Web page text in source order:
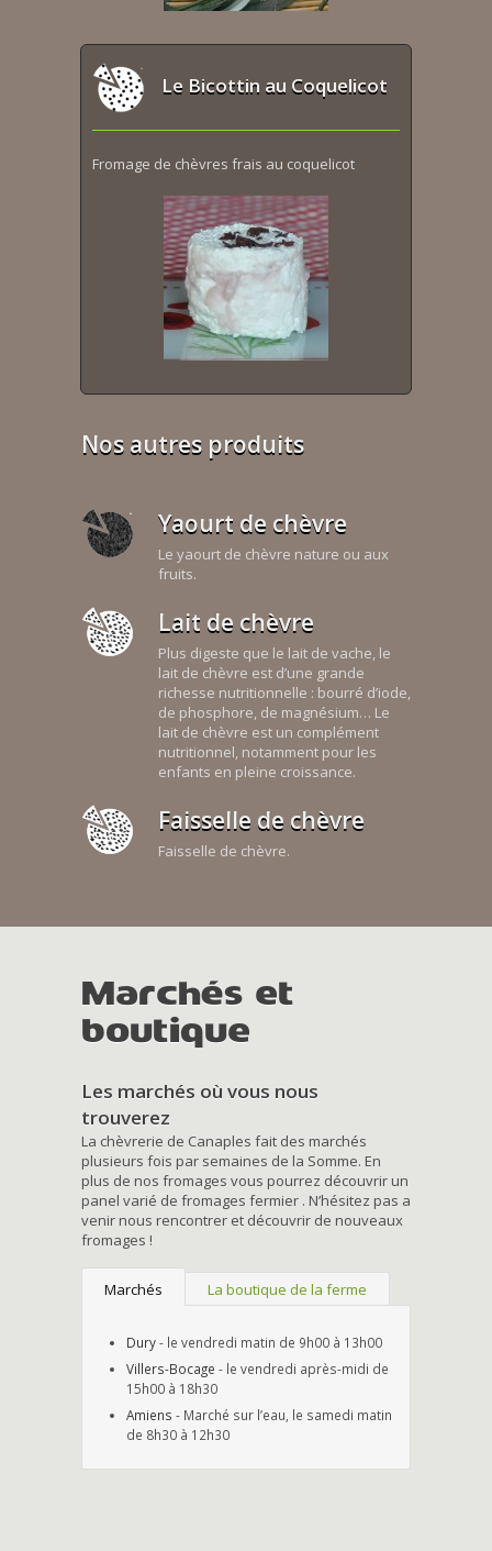
Le Bicottin au Coquelicot
Fromage de chèvres frais au coquelicot
Nos autres produits
Yaourt de chèvre
Le yaourt de chèvre nature ou aux
fruits.
Lait de chèvre
Plus digeste que le lait de vache, le
lait de chèvre est d’une grande
richesse nutritionnelle : bourré d’iode,
de phosphore, de magnésium… Le
lait de chèvre est un complément
nutritionnel, notamment pour les
enfants en pleine croissance.
Faisselle de chèvre
Faisselle de chèvre.
Marchés et
boutique
Les marchés où vous nous
trouverez
La chèvrerie de Canaples fait des marchés
plusieurs fois par semaines de la Somme. En
plus de nos fromages vous pourrez découvrir un
panel varié de fromages fermier . N’hésitez pas a
venir nous rencontrer et découvrir de nouveaux
fromages !
Marchés La boutique de la ferme
Dury- le vendredi matin de 9h00 à 13h00
Villers-Bocage - le vendredi après-midi de
15h00 à 18h30
Amiens - Marché sur l’eau, le samedi matin
de 8h30 à 12h30